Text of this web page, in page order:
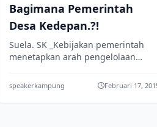
Bagimana Pemerintah
Desa Kedepan.?!
Suela. SK _Kebijakan pemerintah
menetapkan arah pengelolaan
pemerintahan yang baik
(goodgovernance) dan re...
speakerkampung Februari 17,